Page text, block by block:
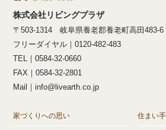
株式会社リビングプラザ
〒503-1314 岐阜県養老郡養老町高田483-6
フリーダイヤル｜0120-482-483
TEL｜0584-32-0660
FAX｜0584-32-2801
Mail｜info@livearth.co.jp
家づくりへの思い 住まい